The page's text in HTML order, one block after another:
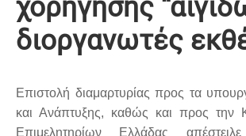
χορήγησης
διοργανωτές
Επιστολή διαμαρτυρίας προς τα
και Ανάπτυξης, καθώς και προς την
Επιμελητηρίων Ελλάδας